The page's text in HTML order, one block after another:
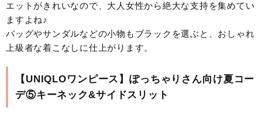
エットがきれいなので、大人女性から絶大な支持を集めてい
ますよね♪
バッグやサンダルなどの小物もブラックを選ぶと、おしゃれ
上級者な着こなしに仕上がります。
【UNIQLOワンピース】ぽっちゃりさん向け夏コー
デ⑤キーネック&サイドスリット